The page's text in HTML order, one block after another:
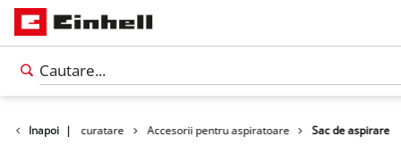
Inapoi |
Accesorii curatare Accesorii pentru aspiratoare Sac de aspirare